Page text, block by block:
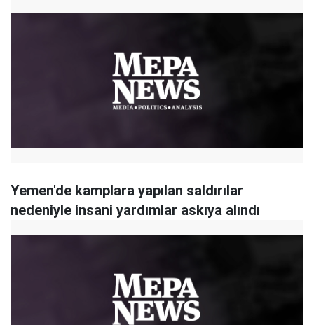
Yemen'de kamplara yapılan saldırılar
nedeniyle insani yardımlar askıya alındı